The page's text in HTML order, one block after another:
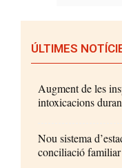
ÚLTIMES
Augment de les
intoxicacions
Nou sistema
conciliació familiar